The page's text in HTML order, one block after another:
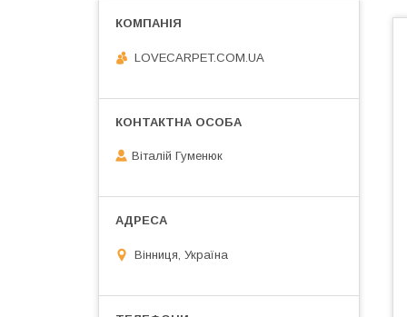
LOVECARPET.COM.UA
Віталій Гуменюк
Вінниця, Україна